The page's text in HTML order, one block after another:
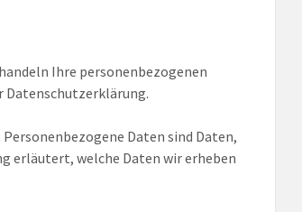
Ihre personenbezogenen
Datenschutzerklärung.
Daten sind Daten,
erläutert, welche Daten wir erheben